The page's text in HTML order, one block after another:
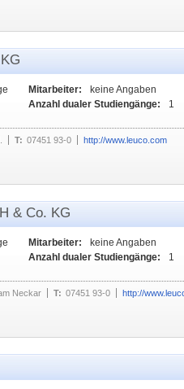
Mitarbeiter:
keine Angaben
Anzahl dualer Studiengänge:
1
T: 07451 93-0 http://www.leuco.com
& Co. KG
Mitarbeiter:
keine Angaben
Anzahl dualer Studiengänge:
1
Neckar T: 07451 93-0 http://